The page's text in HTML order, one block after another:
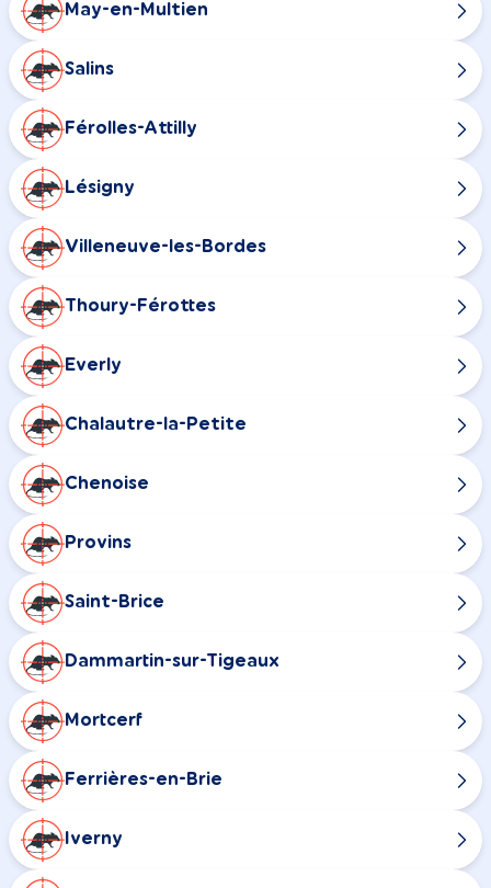
May-en-Multien
Salins
Férolles-Attilly
Lésigny
Villeneuve-les-Bordes
Thoury-Férottes
Everly
Chalautre-la-Petite
Chenoise
Provins
Saint-Brice
Dammartin-sur-Tigeaux
Mortcerf
Ferrières-en-Brie
Iverny